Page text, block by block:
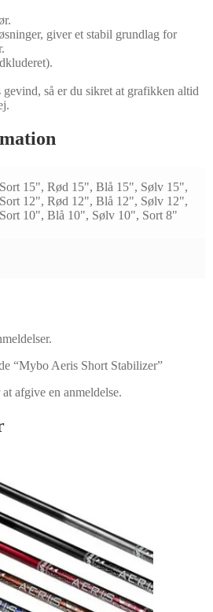
giver et stabil grundlag for
gevind, så er du sikret at grafikken altid
15", Rød 15", Blå 15", Sølv 15",
12", Rød 12", Blå 12", Sølv 12",
10", Blå 10", Sølv 10", Sort 8"
“Mybo Aeris Short Stabilizer”
afgive en anmeldelse.